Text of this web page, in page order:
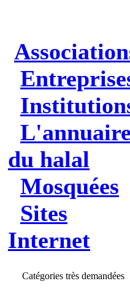
L'annuaire
du halal
Mosquées
Sites
Internet
Catégories très demandées